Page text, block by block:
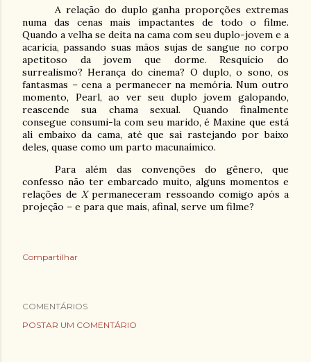
A relação do duplo ganha proporções extremas
numa das cenas mais impactantes de todo o filme.
Quando a velha se deita na cama com seu duplo-jovem e a
acaricia, passando suas mãos sujas de sangue no corpo
apetitoso da jovem que dorme. Resquício do
surrealismo? Herança do cinema? O duplo, o sono, os
fantasmas – cena a permanecer na memória. Num outro
momento, Pearl, ao ver seu duplo jovem galopando,
reascende sua chama sexual. Quando finalmente
consegue consumi-la com seu marido, é Maxine que está
ali embaixo da cama, até que sai rastejando por baixo
deles, quase como um parto macunaímico.
Para além das convenções do gênero, que
confesso não ter embarcado muito, alguns momentos e
relações deXpermaneceram ressoando comigo após a
projeção – e para que mais, afinal, serve um filme?
Compartilhar
COMENTÁRIOS
POSTAR UM COMENTÁRIO